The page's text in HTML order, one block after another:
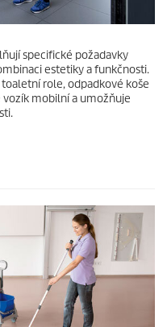
specifické požadavky
estetiky a funkčnosti.
role, odpadkové koše
mobilní a umožňuje